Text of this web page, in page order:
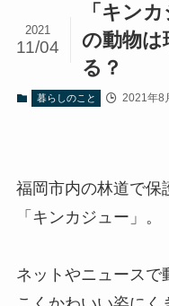
「キン
の動物は
る？
2021
11/04
暮らしのこと 2021年8
福岡市内の林道で保
「キンカジュー」。
ネットやニュースで